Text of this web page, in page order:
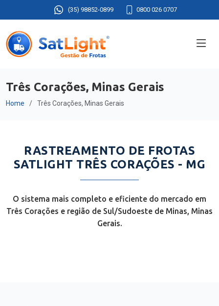
(35) 98852-0899 0800 026 0707
Três Corações, Minas Gerais
Home Três Corações, Minas Gerais
RASTREAMENTO DE FROTAS
SATLIGHT TRÊS CORAÇÕES - MG
O sistema mais completo e eficiente do mercado em
Três Corações e região de Sul/Sudoeste de Minas, Minas
Gerais.